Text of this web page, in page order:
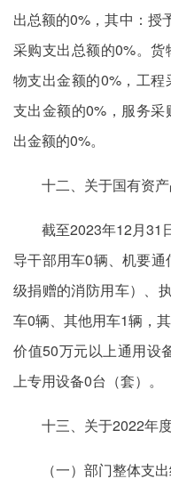
出总额的0%，其中：授
采购支出总额的0%。
物支出金额的0%，工
支出金额的0%，服务
出金额的0%。
十二、关于国有资
截至2023年12月31
导干部用车0辆、机要
级捐赠的消防用车）、
车0辆、其他用车1辆，
价值50万元以上通用设
上专用设备0台（套）。
十三、关于2022年
（一）部门整体支